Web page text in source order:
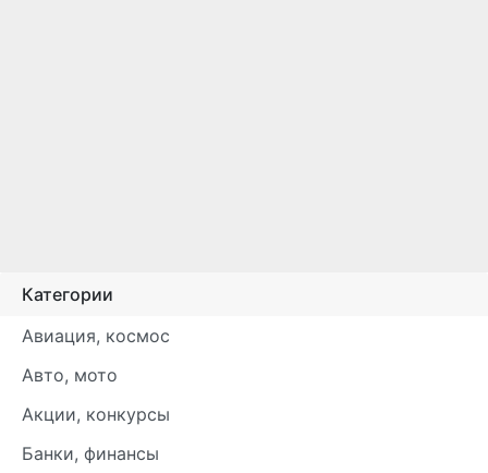
Категории
Авиация, космос
Авто, мото
Акции, конкурсы
Банки, финансы